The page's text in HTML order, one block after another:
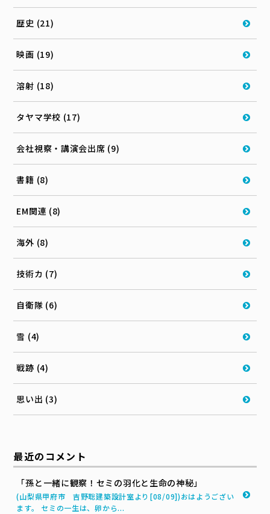
歴史 (21)
映画 (19)
溶射 (18)
タヤマ学校 (17)
会社視察・講演会出席 (9)
書籍 (8)
EM関連 (8)
海外 (8)
技術カ (7)
自衛隊 (6)
雪 (4)
戦跡 (4)
思い出 (3)
最近のコメント
「孫と一緒に観察！セミの羽化と生命の神秘」
(山梨県甲府市 吉野聡建築設計室より[08/09])おはようござい
ます。 セミの一生は、卵から...